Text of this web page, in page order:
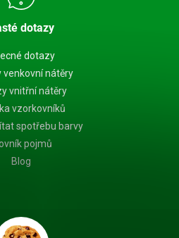
dotazy
dotazy
venkovní nátěry
vnitřní nátěry
vzorkovníků
spotřebu barvy
pojmů
Blog